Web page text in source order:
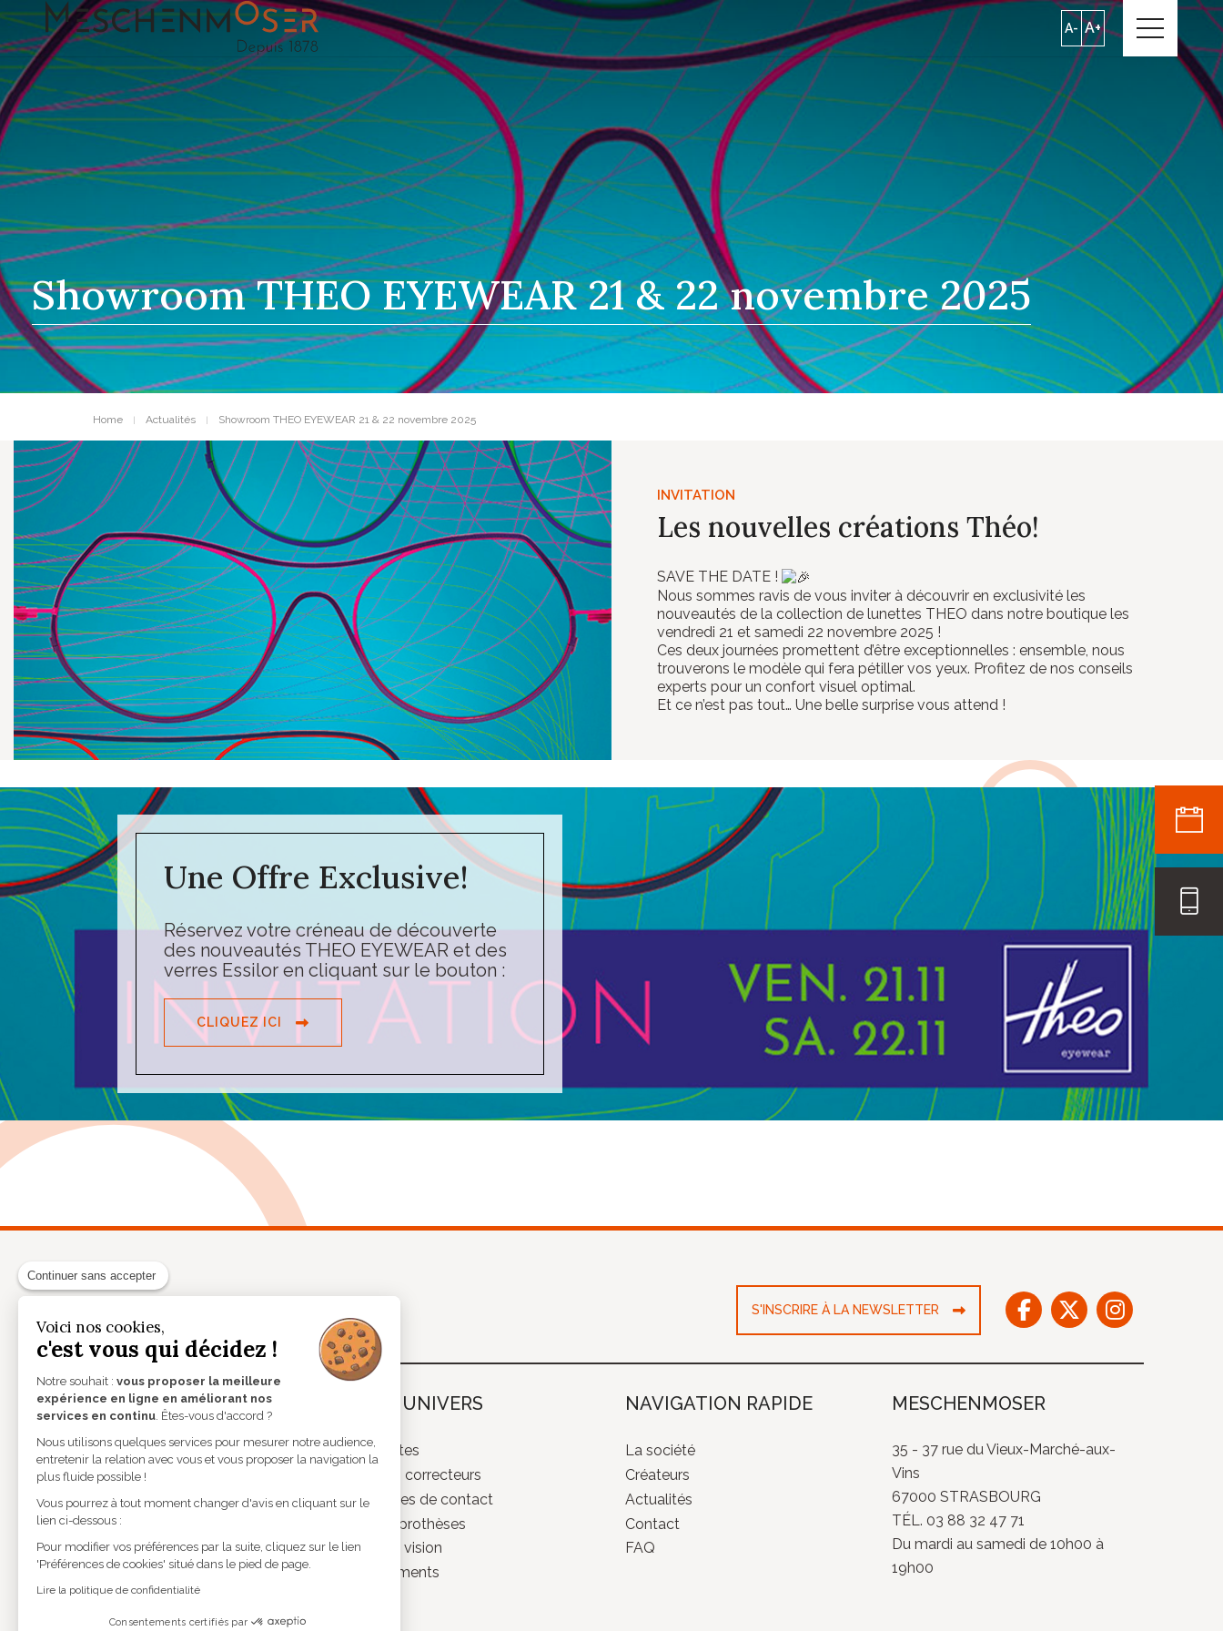
A- A+
Showroom THEO EYEWEAR 21 & 22 novembre 2025
Home Actualités Showroom THEO EYEWEAR 21 & 22 novembre 2025
INVITATION
Les nouvelles créations Théo!
SAVE THE DATE !
Nous sommes ravis de vous inviter à découvrir en exclusivité les
nouveautés de la collection de lunettes THEO dans notre boutique les
vendredi 21 et samedi 22 novembre 2025 !
Ces deux journées promettent d’être exceptionnelles : ensemble, nous
trouverons le modèle qui fera pétiller vos yeux. Profitez de nos conseils
experts pour un confort visuel optimal.
Et ce n’est pas tout… Une belle surprise vous attend !
Une Offre Exclusive!
Réservez votre créneau de découverte
des nouveautés THEO EYEWEAR et des
verres Essilor en cliquant sur le bouton :
CLIQUEZ ICI
S'INSCRIRE À LA NEWSLETTER
NOS MARQUES
Theo
Andy Wolf
Caroline Abram
Etnia Barcelona
Lindberg
Lunor
Monsieur Blanc
Mykita
NOS UNIVERS
Lunettes
Verres correcteurs
Lentilles de contact
Audioprothèses
Basse vision
Instruments
NAVIGATION RAPIDE
La société
Créateurs
Actualités
Contact
FAQ
MESCHENMOSER
35 - 37 rue du Vieux-Marché-aux-
Vins
67000 STRASBOURG
TÉL. 03 88 32 47 71
Du mardi au samedi de 10h00 à
19h00
Continuer sans accepter
Voici nos cookies,
c'est vous qui décidez !
Notre souhait : vous proposer la meilleure
expérience en ligne en améliorant nos
services en continu . Êtes-vous d'accord ?
Nous utilisons quelques services pour mesurer notre audience,
entretenir la relation avec vous et vous proposer la navigation la
plus fluide possible !
Vous pourrez à tout moment changer d'avis en cliquant sur le
lien ci-dessous :
Pour modifier vos préférences par la suite, cliquez sur le lien
'Préférences de cookies' situé dans le pied de page.
Lire la politique de confidentialité
Consentements certifiés par